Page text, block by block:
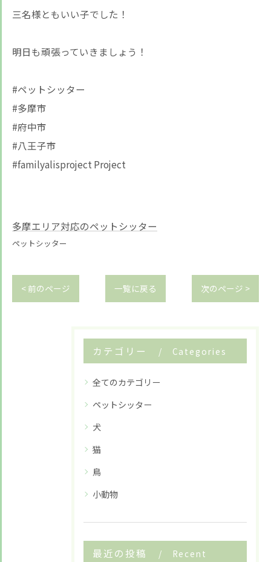
三名様ともいい子でした！
明日も頑張っていきましょう！
#ペットシッター
#多摩市
#府中市
#八王子市
#familyalisproject Project
多摩エリア対応のペットシッター
ペットシッター
< 前のページ 一覧に戻る 次のページ >
カテゴリー Categories
全てのカテゴリー
ペットシッター
犬
猫
鳥
小動物
最近の投稿
Recent
お悩みですか？ LINEでお気軽に質問してください！